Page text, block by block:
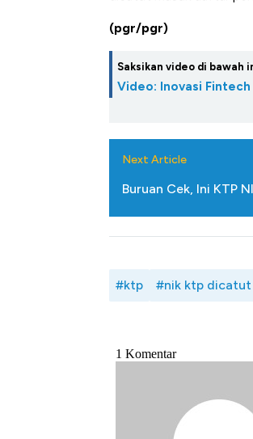
(pgr/pgr)
Saksikan video di bawah
Video: Inovasi
Next Article
Buruan Cek, Ini KTP
#ktp #nik ktp dicatut